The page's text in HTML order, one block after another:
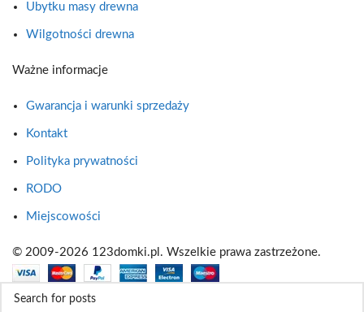
Ubytku masy drewna
Wilgotności drewna
Ważne informacje
Gwarancja i warunki sprzedaży
Kontakt
Polityka prywatności
RODO
Miejscowości
© 2009-2026 123domki.pl. Wszelkie prawa zastrzeżone.